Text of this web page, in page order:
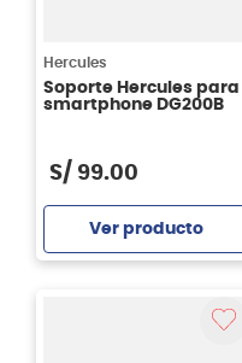
Hercules
Soporte Hercules para
smartphone DG200B
S/ 99.00
Ver producto